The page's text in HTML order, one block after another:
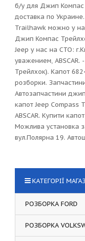
б/у для Джип Компас
доставка по
Trailhawk можно у
Джип Компас
Jeep у нас на СТО:
уважением,
Трейлхок). Капот
розборки.
Автозапчастини
капот Jeep Compass
ABSCAR. Купити
Можлива установка
вул.Полярна 19.
КАТЕГОРІЇ
РОЗБОРКА FORD
РОЗБОРКА